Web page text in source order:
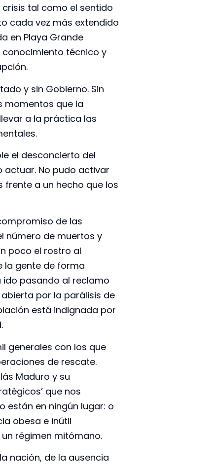
tal como el sentido
cada vez más extendido
en Playa Grande
técnico y
y sin Gobierno. Sin
momentos que la
a la práctica las
el desconcierto del
actuar. No pudo activar
frente a un hecho que los
de las
número de muertos y
poco el rostro al
la gente de forma
ido pasando al reclamo
por la parálisis de
está indignada por
generales con los que
de rescate.
Maduro y su
que nos
están en ningún lugar: o
obesa e inútil
régimen mitómano.
nación, de la ausencia